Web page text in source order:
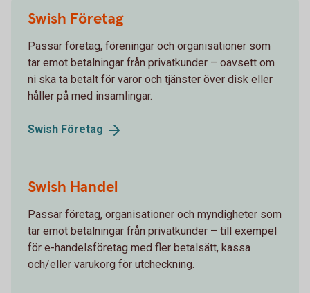
Swish Företag
Passar företag, föreningar och organisationer som
tar emot betalningar från privatkunder – oavsett om
ni ska ta betalt för varor och tjänster över disk eller
håller på med insamlingar.
Swish Företag
Swish Handel
Passar företag, organisationer och myndigheter som
tar emot betalningar från privatkunder – till exempel
för e-handelsföretag med fler betalsätt, kassa
och/eller varukorg för utcheckning.